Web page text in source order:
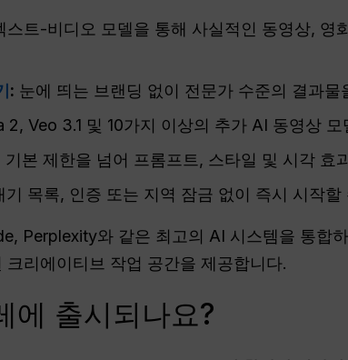
스트-비디오 모델을 통해 사실적인 동영상, 영
: 눈에 띄는 브랜딩 없이 전문가 수준의 결과
2, Veo 3.1 및 10가지 이상의 추가 AI 동영상
기본 제한을 넘어 프롬프트, 스타일 및 시각 효
기 목록, 인증 또는 지역 잠금 없이 즉시 시작할
Perplexity와 같은 최고의 AI 시스템을 통합
리에이티브 작업 공간을 제공합니다.
에 출시되나요?